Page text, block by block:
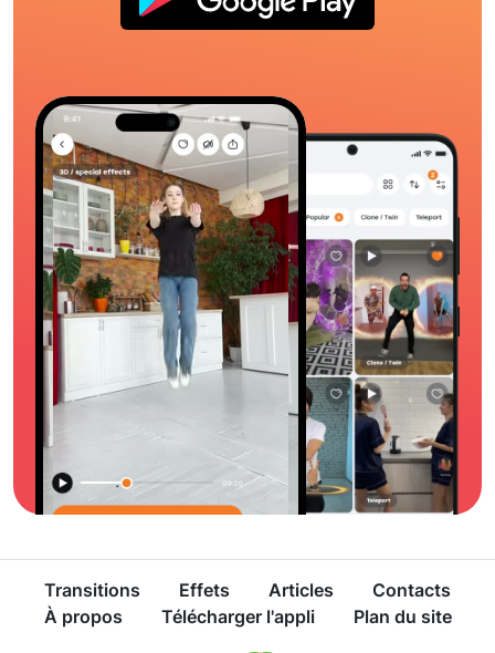
Transitions Effets Articles
Contacts
À propos
Télécharger l'appli Plan du site